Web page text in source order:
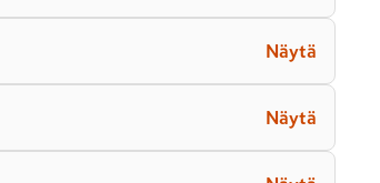
Näytä
Näytä